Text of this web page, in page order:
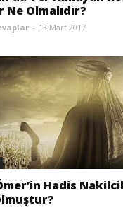
Ne Olmalıdır?
- 13 Mart 2017
Hadis